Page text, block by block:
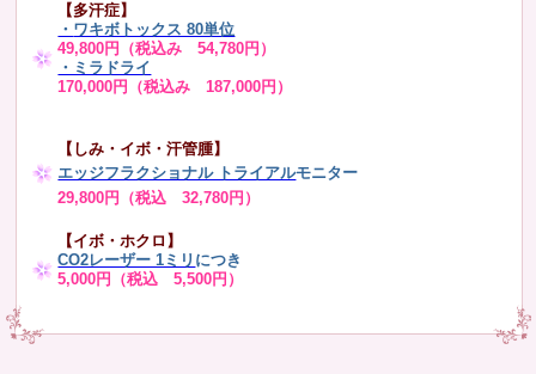
【多汗症】
・ ワキボトックス 80単位
49,800円（税込み 54,780円）
・ミラドライ
170,000円（税込み 187,000円）
【しみ・イボ・汗管腫】
エッジフラクショナル トライアルモニター
29,800円（税込 32,780円）
【イボ・ホクロ】
CO2レーザー 1ミリ につき
5,000円（税込 5,500円）